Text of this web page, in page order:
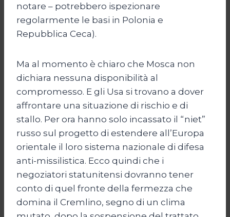
notare – potrebbero ispezionare
regolarmente le basi in Polonia e
Repubblica Ceca).
Ma al momento è chiaro che Mosca non
dichiara nessuna disponibilità al
compromesso. E gli Usa si trovano a dover
affrontare una situazione di rischio e di
stallo. Per ora hanno solo incassato il “niet”
russo sul progetto di estendere all’Europa
orientale il loro sistema nazionale di difesa
anti-missilistica. Ecco quindi che i
negoziatori statunitensi dovranno tener
conto di quel fronte della fermezza che
domina il Cremlino, segno di un clima